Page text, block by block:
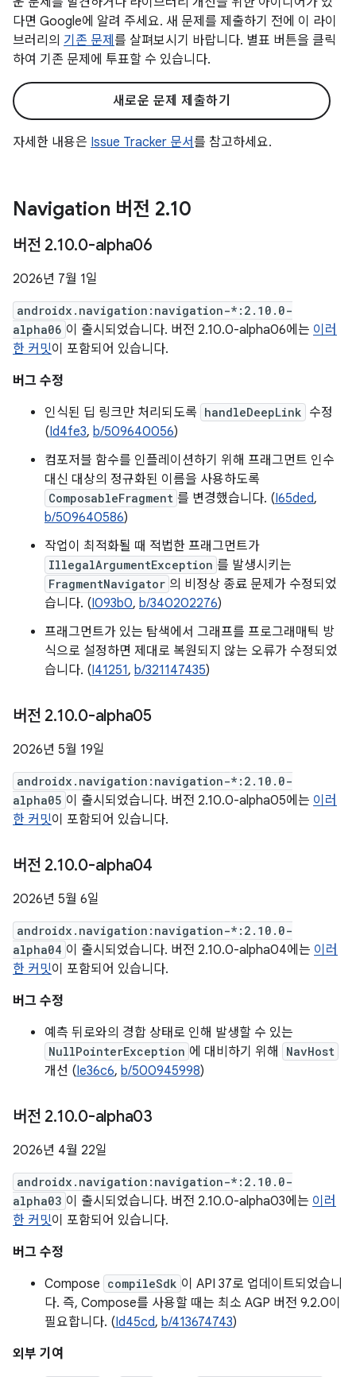
다면 Google에 알려 주세요. 새 문제를 제출하기 전에 이 라이
브러리의 기존 문제 를 살펴보시기 바랍니다. 별표 버튼을 클릭
하여 기존 문제에 투표할 수 있습니다.
새로운 문제 제출하기
자세한 내용은 Issue Tracker 문서를 참고하세요.
Navigation 버전 2.10
버전 2.10.0-alpha06
2026년 7월 1일
androidx.navigation:navigation-*:2.10.0-
alpha06 이 출시되었습니다. 버전 2.10.0-alpha06에는 이러
한 커밋이 포함되어 있습니다.
버그 수정
인식된 딥 링크만 처리되도록 handleDeepLink 수정
(Id4fe3, b/509640056)
컴포저블 함수를 인플레이션하기 위해 프래그먼트 인수
대신 대상의 정규화된 이름을 사용하도록
ComposableFragment 를 변경했습니다. (I65ded,
b/509640586)
작업이 최적화될 때 적법한 프래그먼트가
IllegalArgumentException 를 발생시키는
FragmentNavigator 의 비정상 종료 문제가 수정되었
습니다. (I093b0, b/340202276)
프래그먼트가 있는 탐색에서 그래프를 프로그래매틱 방
식으로 설정하면 제대로 복원되지 않는 오류가 수정되었
습니다. (I41251, b/321147435)
버전 2.10.0-alpha05
2026년 5월 19일
androidx.navigation:navigation-*:2.10.0-
alpha05 이 출시되었습니다. 버전 2.10.0-alpha05에는 이러
한 커밋이 포함되어 있습니다.
버전 2.10.0-alpha04
2026년 5월 6일
androidx.navigation:navigation-*:2.10.0-
alpha04 이 출시되었습니다. 버전 2.10.0-alpha04에는 이러
한 커밋이 포함되어 있습니다.
버그 수정
예측 뒤로와의 경합 상태로 인해 발생할 수 있는
NullPointerException 에 대비하기 위해 NavHost
개선 (Ie36c6, b/500945998)
버전 2.10.0-alpha03
2026년 4월 22일
androidx.navigation:navigation-*:2.10.0-
alpha03 이 출시되었습니다. 버전 2.10.0-alpha03에는 이러
한 커밋이 포함되어 있습니다.
버그 수정
Compose compileSdk 이 API 37로 업데이트되었습니
다. 즉, Compose를 사용할 때는 최소 AGP 버전 9.2.0이
필요합니다. (Id45cd, b/413674743)
외부 기여